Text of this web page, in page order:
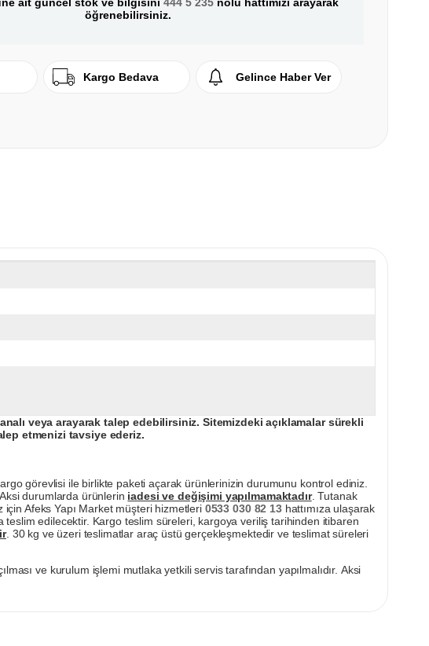
öğrenebilirsiniz.
Kargo Bedava Gelince Haber Ver
veya arayarak talep edebilirsiniz. Sitemizdeki açıklamalar sürekli
etmenizi tavsiye ederiz.
görevlisi ile birlikte paketi açarak ürünlerinizin durumunu kontrol ediniz.
durumlarda ürünlerin iadesi ve değişimi yapılmamaktadır. Tutanak
için Afeks Yapı Market müşteri hizmetleri 0533 030 82 13hattımıza ulaşarak
edilecektir. Kargo teslim süreleri, kargoya veriliş tarihinden itibaren
. 30 kg ve üzeri teslimatlar araç üstü gerçekleşmektedir ve teslimat süreleri
ve kurulum işlemi mutlaka yetkili servis tarafından yapılmalıdır. Aksi